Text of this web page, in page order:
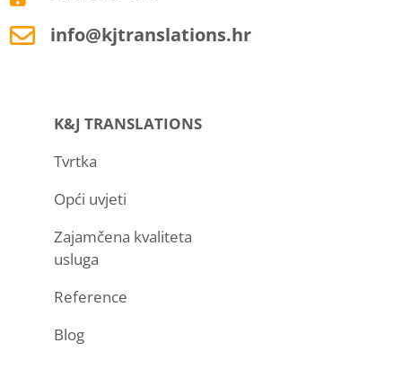
info@kjtranslations.hr
K&J TRANSLATIONS
Tvrtka
Opći uvjeti
Zajamčena kvaliteta
usluga
Reference
Blog